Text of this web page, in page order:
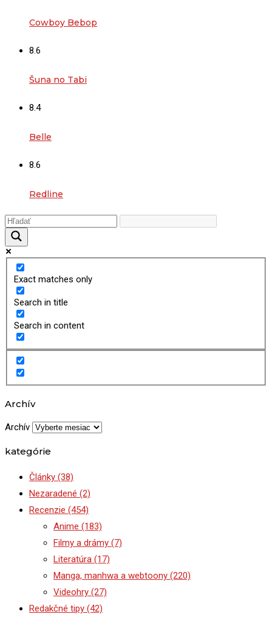
Cowboy Bebop
8.6
Šuna no Tabi
8.4
Belle
8.6
Redline
Exact matches only
Search in title
Search in content
Archív
Archív
kategórie
Články (38)
Nezaradené (2)
Recenzie (454)
Anime (183)
Filmy a drámy (7)
Literatúra (17)
Manga, manhwa a webtoony (220)
Videohry (27)
Redakčné tipy (42)